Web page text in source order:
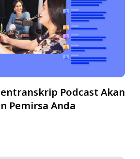
Podcast Akan
Pemirsa Anda